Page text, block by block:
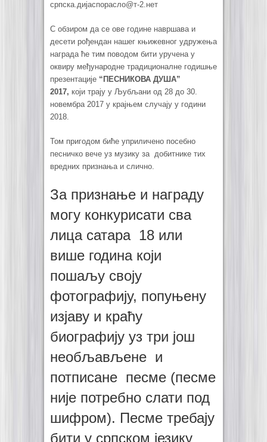
српска.дијаспорасло@т-2.нет
С обзиром да се ове године навршава и
десети рођендан нашег књижевног удружења
награда ће тим поводом бити уручена у
оквиру међународне традиционалне годишње
презентације “ПЕСНИКОВА ДУША”
2017, који трају у Љубљани од 28 до 30.
новембра 2017 у крајњем случају у години
2018.
Том пригодом биће уприличено посебно
песничко вече уз музику за добитнике тих
вредних признања и слично.
За признање и награду
могу конкурисати сва
лица сатара 18 или
више година који
пошаљу своју
фотографију, попуњену
изјаву и краћу
биографију уз три још
необљављене и
потписане песме (песме
није потребно слати под
шифром). Песме требају
бити у српском језику